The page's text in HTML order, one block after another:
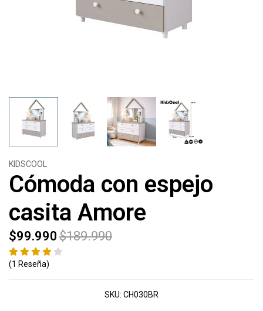
KIDSCOOL
Cómoda con espejo
casita Amore
$99.990 $189.990
(1 Reseña)
SKU: CH030BR